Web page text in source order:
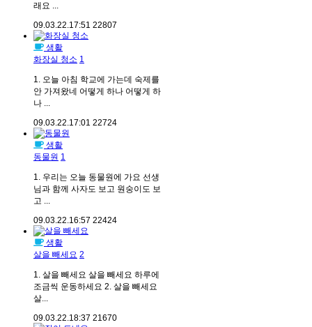
래요 ...
09.03.22.17:51 22807
생활
화장실 청소 1
1. 오늘 아침 학교에 가는데 숙제를
안 가져왔네 어떻게 하나 어떻게 하
나 ...
09.03.22.17:01 22724
생활
동물원 1
1. 우리는 오늘 동물원에 가요 선생
님과 함께 사자도 보고 원숭이도 보
고 ...
09.03.22.16:57 22424
생활
살을 빼세요 2
1. 살을 빼세요 살을 빼세요 하루에
조금씩 운동하세요 2. 살을 빼세요
살...
09.03.22.18:37 21670